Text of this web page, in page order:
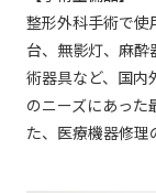
整形外科手術で使
台、無影灯、麻
術器具など、国内
のニーズにあった
た、医療機器修理